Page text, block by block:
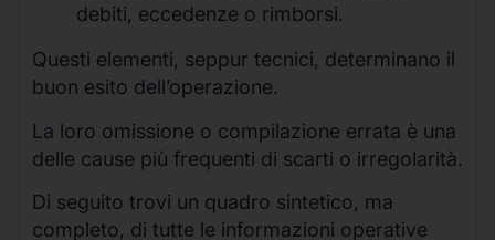
debiti, eccedenze o rimborsi.
Questi elementi, seppur tecnici, determinano il
buon esito dell’operazione.
La loro omissione o compilazione errata è una
delle cause più frequenti di scarti o irregolarità.
Di seguito trovi un quadro sintetico, ma
completo, di tutte le informazioni operative